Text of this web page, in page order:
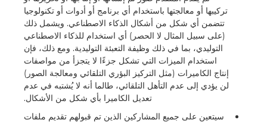
تركيبها أو معالجتها باستخدام أي برنامج أو أدوات أو تكنولوجيا
تتضمن أي شكل من أشكال الذكاء الاصطناعي. ويشمل ذلك
(على سبيل المثال لا الحصر) أي استخدام للذكاء الاصطناعي
التوليدي، بما في ذلك وظيفة التعبئة التوليدية. ومع ذلك، فإن
استخدام الميزات التي تشكل جزءًا لا يتجزأ من مواصفات
إنتاج الكاميرات (مثل التركيز البؤري التلقائي ومعالجة الصور)
لن يؤدي إلى عدم التأهل التلقائي، طالما أنه لا يُشتبه في عدم
تعديل الكاميرا بأي شكل من الأشكال.
سيتعين على جميع المشاركين الذين تم قبولهم تقديم ملفات